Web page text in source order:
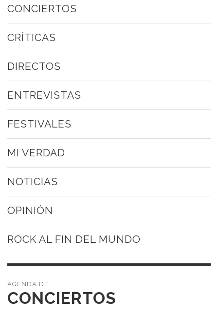
CONCIERTOS
CRÍTICAS
DIRECTOS
ENTREVISTAS
FESTIVALES
MI VERDAD
NOTICIAS
OPINIÓN
ROCK AL FIN DEL MUNDO
CONCIERTOS